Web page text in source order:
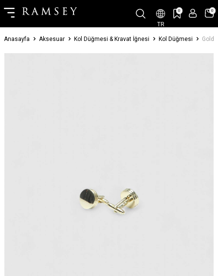
TR
0 0
Anasayfa Aksesuar Kol Düğmesi & Kravat İğnesi Kol Düğmesi Gold